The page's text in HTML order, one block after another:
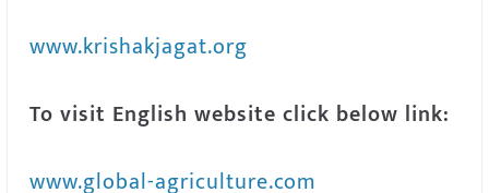
www.krishakjagat.org
To visit English website click below link:
www.global-agriculture.com